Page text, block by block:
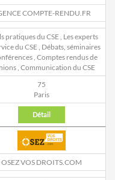
COMPTE-RENDU.FR
pratiques du CSE, Les experts
du CSE, Débats, séminaires
, Comptes rendus de
, Communication du CSE
75
Paris
Détail
OSEZ VOS DROITS.COM